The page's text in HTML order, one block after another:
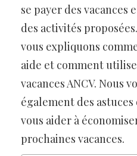
se payer des
des activités
vous expliquons
aide et comment
vacances ANCV. Nous
également des
vous aider à
prochaines vacances.